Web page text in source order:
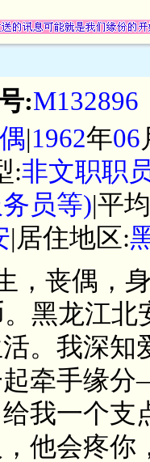
:M132896
|1962年06
:非文职职
员等)|平
|居住地区:
，丧偶，
。黑龙江
。我深
起牵手缘
我一个支
他会疼你